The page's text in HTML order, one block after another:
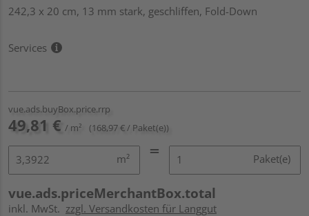
242,3 x 20 cm, 13 mm stark, geschliffen, Fold-Down
Services
vue.ads.buyBox.price.rrp
49,81 € / m² (168,97 € / Paket(e))
m² Paket(e)
vue.ads.priceMerchantBox.total
inkl. MwSt. zzgl. Versandkosten für Langgut